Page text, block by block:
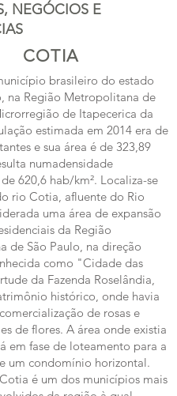
NEGÓCIOS E
COTIA
brasileiro do estado
na Região Metropolitana de
de Itapecerica da
estimada em 2014 era de
e sua área é de 323,89
numadensidade
620,6 hab/km². Localiza-se
rio Cotia, afluente do Rio
uma área de expansão
da Região
de São Paulo, na direção
como "Cidade das
da Fazenda Roselândia,
histórico, onde havia
de rosas e
de flores. A área onde existia
em fase de loteamento para a
um condomínio horizontal.
é um dos municípios mais